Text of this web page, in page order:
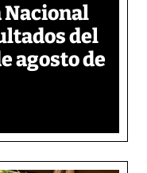
Nacional
del
agosto de